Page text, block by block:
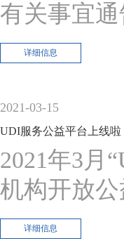
有关事宜通
详细信息
2021-03-15
UDI服务公益平台上线啦
2021年3月
机构开放公
详细信息